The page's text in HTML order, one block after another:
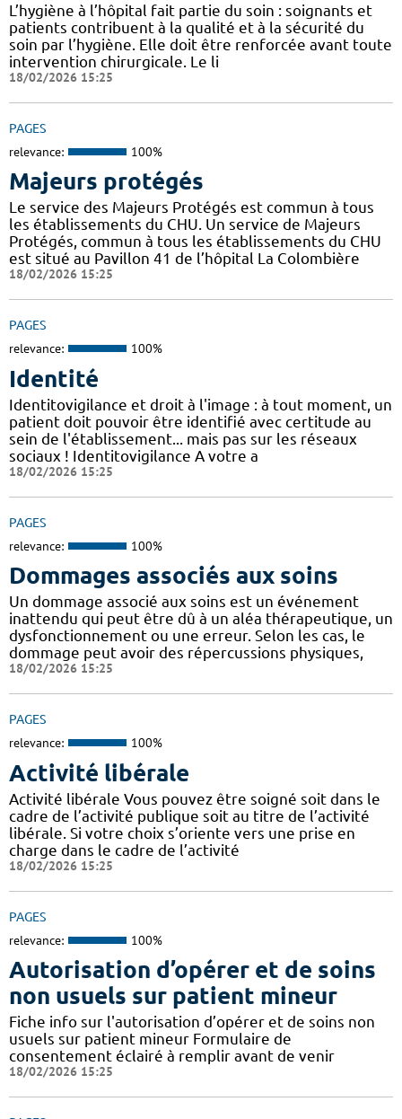
L’hygiène à l’hôpital fait partie du soin : soignants et
patients contribuent à la qualité et à la sécurité du
soin par l’hygiène. Elle doit être renforcée avant toute
intervention chirurgicale. Le li
18/02/2026 15:25
PAGES
relevance: 100%
Majeurs protégés
Le service des Majeurs Protégés est commun à tous
les établissements du CHU. Un service de Majeurs
Protégés, commun à tous les établissements du CHU
est situé au Pavillon 41 de l’hôpital La Colombière
18/02/2026 15:25
PAGES
relevance: 100%
Identité
Identitovigilance et droit à l'image : à tout moment, un
patient doit pouvoir être identifié avec certitude au
sein de l'établissement... mais pas sur les réseaux
sociaux ! Identitovigilance A votre a
18/02/2026 15:25
PAGES
relevance: 100%
Dommages associés aux soins
Un dommage associé aux soins est un événement
inattendu qui peut être dû à un aléa thérapeutique, un
dysfonctionnement ou une erreur. Selon les cas, le
dommage peut avoir des répercussions physiques,
18/02/2026 15:25
PAGES
relevance: 100%
Activité libérale
Activité libérale Vous pouvez être soigné soit dans le
cadre de l’activité publique soit au titre de l’activité
libérale. Si votre choix s’oriente vers une prise en
charge dans le cadre de l’activité
18/02/2026 15:25
PAGES
relevance: 100%
Autorisation d’opérer et de soins
non usuels sur patient mineur
Fiche info sur l'autorisation d’opérer et de soins non
usuels sur patient mineur Formulaire de
consentement éclairé à remplir avant de venir
18/02/2026 15:25